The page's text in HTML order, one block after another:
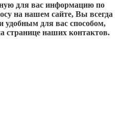
для вас информацию по
на нашем сайте, Вы всегда
удобным для вас способом,
странице наших контактов.